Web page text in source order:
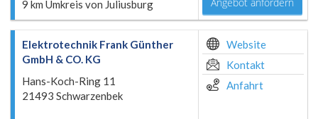
9 km Umkreis von Juliusburg
Elektrotechnik Frank Günther
GmbH & CO. KG
Hans-Koch-Ring 11
21493 Schwarzenbek
Website
Kontakt
Anfahrt